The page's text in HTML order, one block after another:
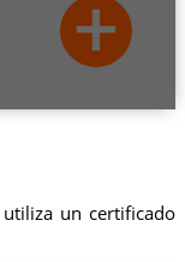
un certificado